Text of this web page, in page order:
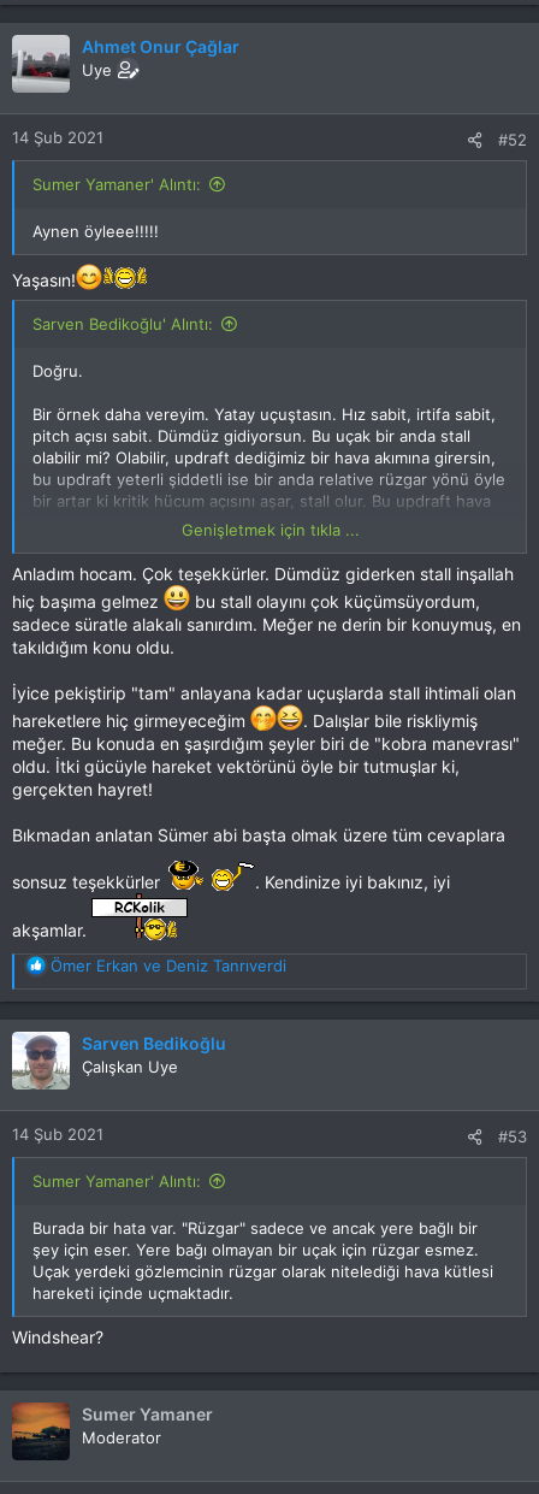
p
k
i
l
e
r
:
Ahmet Onur Çağlar
Uye
14 Şub 2021 #52
Sumer Yamaner' Alıntı:
Aynen öyleee!!!!!
Yaşasın!
Sarven Bedikoğlu' Alıntı:
Doğru.
Bir örnek daha vereyim. Yatay uçuştasın. Hız sabit, irtifa sabit,
pitch açısı sabit. Dümdüz gidiyorsun. Bu uçak bir anda stall
olabilir mi? Olabilir, updraft dediğimiz bir hava akımına girersin,
bu updraft yeterli şiddetli ise bir anda relative rüzgar yönü öyle
bir artar ki kritik hücum açısını aşar, stall olur. Bu updraft hava
akımı yeterince güçlü değilse anlık hücum açın artar ve uçak
Mesela planörler bu şekilde termal hava akımları içerisinde
Yolcu uçağında inişte bazen hoplaya zıplaya ineriz ya, özellikle
de yaz mevsiminde, uçak o anda yükselen bir hava kütlesinin
flight path'i sabit tutmaya çalışıyordur mesela. Bunlar tabi çok
anlık da olabilir.
O yüzden yukarıda bağıl hava hızı ve yönü dış ortamdaki rüzgar
hızı ve yönüne de bağlı demiştim.
Genişletmek için tıkla ...
Anladım hocam. Çok teşekkürler. Dümdüz giderken stall inşallah
hiç başıma gelmez
bu stall olayını çok küçümsüyordum,
sadece süratle alakalı sanırdım. Meğer ne derin bir konuymuş, en
takıldığım konu oldu.
İyice pekiştirip "tam" anlayana kadar uçuşlarda stall ihtimali olan
hareketlere hiç girmeyeceğim
. Dalışlar bile riskliymiş
meğer. Bu konuda en şaşırdığım şeyler biri de "kobra manevrası"
oldu. İtki gücüyle hareket vektörünü öyle bir tutmuşlar ki,
gerçekten hayret!
Bıkmadan anlatan Sümer abi başta olmak üzere tüm cevaplara
sonsuz teşekkürler . Kendinize iyi bakınız, iyi
akşamlar.
T
e
p
k
i
l
e
r
:
Ömer Erkan ve Deniz Tanrıverdi
Sarven Bedikoğlu
Çalışkan Uye
14 Şub 2021 #53
Sumer Yamaner' Alıntı:
Burada bir hata var. "Rüzgar" sadece ve ancak yere bağlı bir
şey için eser. Yere bağı olmayan bir uçak için rüzgar esmez.
Uçak yerdeki gözlemcinin rüzgar olarak nitelediği hava kütlesi
hareketi içinde uçmaktadır.
Windshear?
Sumer Yamaner
Moderator